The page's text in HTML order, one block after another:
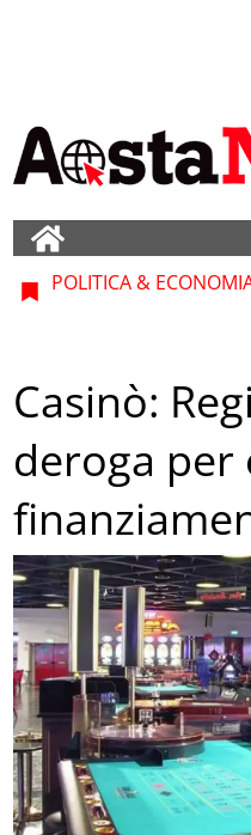
POLITICA &
Casinò:
deroga per